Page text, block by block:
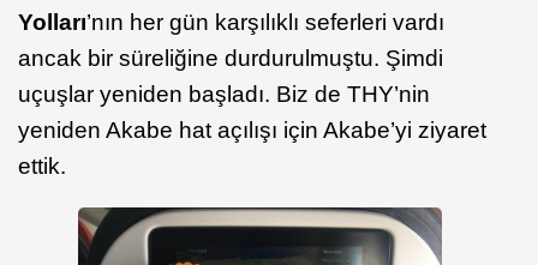
Yolları’nın her gün karşılıklı seferleri vardı
ancak bir süreliğine durdurulmuştu. Şimdi
uçuşlar yeniden başladı. Biz de THY’nin
yeniden Akabe hat açılışı için Akabe’yi ziyaret
ettik.